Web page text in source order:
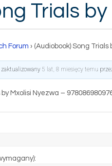
Trials
Forum › (Audiobook) Song Trials
zaktualizowany 5 lat, 8 miesięcy temu
Mxolisi Nyezwa –